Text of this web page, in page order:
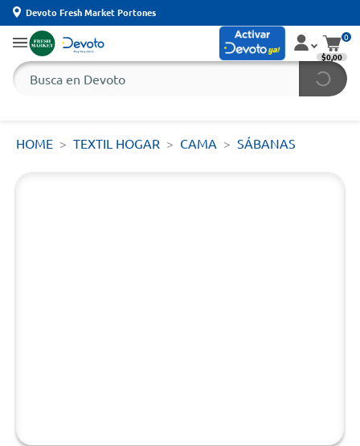
Devoto Fresh Market Portones
0
$0,00
HOME TEXTIL HOGAR CAMA SÁBANAS